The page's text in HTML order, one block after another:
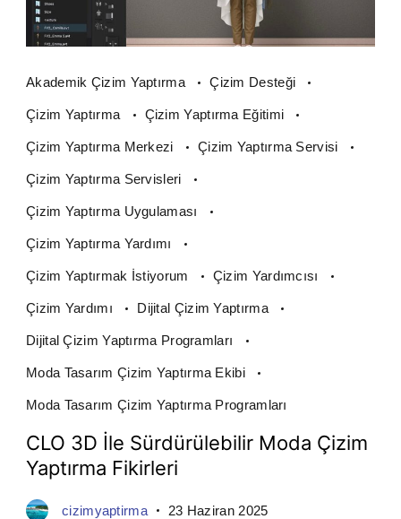
Akademik Çizim Yaptırma Çizim Desteği
Çizim Yaptırma Çizim Yaptırma Eğitimi
Çizim Yaptırma Merkezi Çizim Yaptırma Servisi
Çizim Yaptırma Servisleri
Çizim Yaptırma Uygulaması
Çizim Yaptırma Yardımı
Çizim Yaptırmak İstiyorum Çizim Yardımcısı
Çizim Yardımı Dijital Çizim Yaptırma
Dijital Çizim Yaptırma Programları
Moda Tasarım Çizim Yaptırma Ekibi
Moda Tasarım Çizim Yaptırma Programları
CLO 3D İle Sürdürülebilir Moda Çizim
Yaptırma Fikirleri
cizimyaptirma 23 Haziran 2025